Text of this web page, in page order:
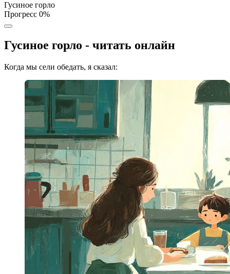
Гусиное горло
Прогресс 0%
Гусиное горло - читать онлайн
Когда мы сели обедать, я сказал: